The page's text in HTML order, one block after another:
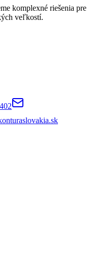
komplexné riešenia pre
veľkostí.